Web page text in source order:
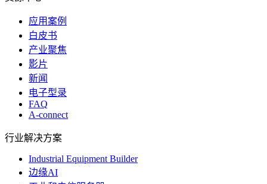
应用案例
白皮书
产业聚焦
影片
新闻
电子型录
FAQ
A-connect
行业解决方案
Industrial Equipment Builder
边缘AI